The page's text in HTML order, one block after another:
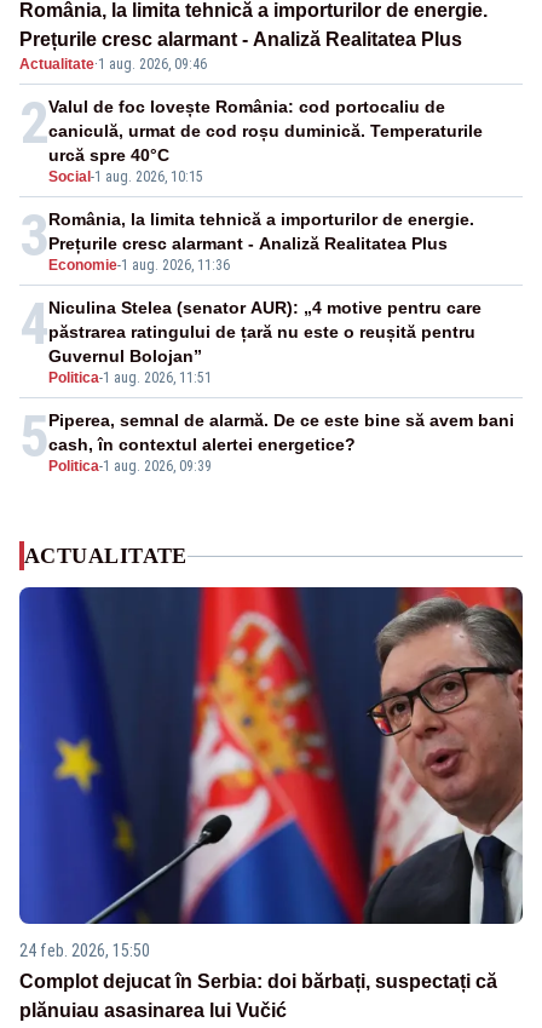
România, la limita tehnică a importurilor de energie.
Prețurile cresc alarmant - Analiză Realitatea Plus
Actualitate·1 aug. 2026, 09:46
2
Social -1 aug. 2026, 10:15
Valul de foc lovește România: cod portocaliu de
caniculă, urmat de cod roșu duminică. Temperaturile
urcă spre 40°C
3 Economie-1 aug. 2026, 11:36
România, la limita tehnică a importurilor de energie.
Prețurile cresc alarmant - Analiză Realitatea Plus
4
Politica-1 aug. 2026, 11:51
Niculina Stelea (senator AUR): „4 motive pentru care
păstrarea ratingului de țară nu este o reușită pentru
Guvernul Bolojan”
5 Politica-1 aug. 2026, 09:39
Piperea, semnal de alarmă. De ce este bine să avem bani
cash, în contextul alertei energetice?
ACTUALITATE
24 feb. 2026, 15:50
Complot dejucat în Serbia: doi bărbați, suspectați că
plănuiau asasinarea lui Vučić